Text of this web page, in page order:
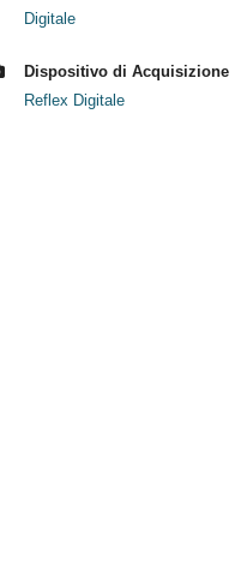
Digitale
Dispositivo di Acquisizione
Reflex Digitale